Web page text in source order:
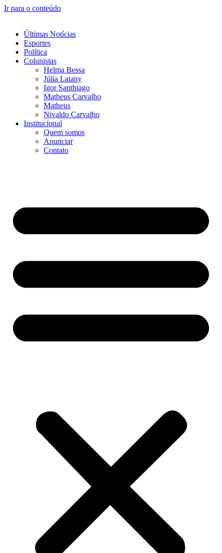
Ir para o conteúdo
Últimas Notícias
Esportes
Política
Colunistas
Helma Bessa
Júlia Laiany
Igor Santhiago
Matheus Carvalho
Matheus
Nivaldo Carvalho
Institucional
Quem somos
Anunciar
Contato